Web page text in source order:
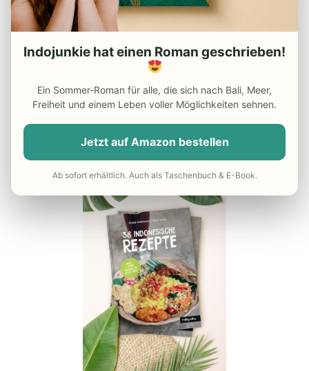
– Die besten Indonesien
Reiseführer
– Günstiger Flug nach Indonesien
– Do’s and Dont’s in Indonesien
– Reisekrankenversicherung
UNSER INDONESIEN-KOCHBUCH
Indojunkie hat einen Roman geschrieben!
Ein Sommer-Roman für alle, die sich nach Bali, Meer,
Freiheit und einem Leben voller Möglichkeiten sehnen.
Jetzt auf Amazon bestellen
Ab sofort erhältlich. Auch als Taschenbuch & E-Book.